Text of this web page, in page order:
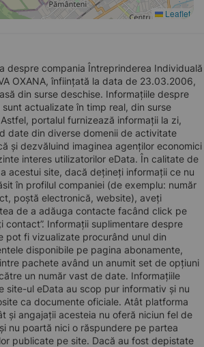
Leaflet
despre compania Întreprinderea Individuală
OXANA, înființată la data de 23.03.2006,
din surse deschise. Informațiile despre
sunt actualizate în timp real, din surse
portalul furnizează informații la zi,
date din diverse domenii de activitate
și dezvăluind imaginea agenților economici
interes utilizatorilor eData. În calitate de
acestui site, dacă dețineți informații ce nu
în profilul companiei (de exemplu: număr
poștă electronică, website), aveți
de a adăuga contacte facând click pe
contact”. Informații suplimentare despre
pot fi vizualizate procurând unul din
disponibile pe pagina abonamente,
pachete având un anumit set de opțiuni
un număr vast de date. Informațiile
site-ul eData au scop pur informativ și nu
ca documente oficiale. Atât platforma
și angajații acesteia nu oferă niciun fel de
nu poartă nici o răspundere pe partea
publicate pe site. Dacă au fost depistate